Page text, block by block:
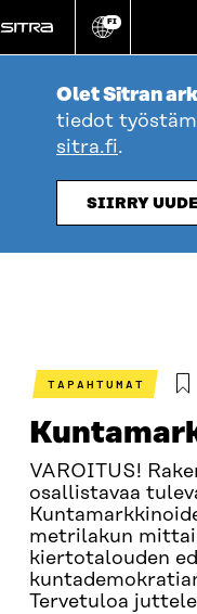
suoraan
sisältöön
Vaihda
kieli
FI
Olet Sitran
tiedot
sitra.fi.
SIIRRY
TAPAHTUMAT
VAROITUS!
osallistavaa
metrilakun
kiertotalouden
Tervetuloa